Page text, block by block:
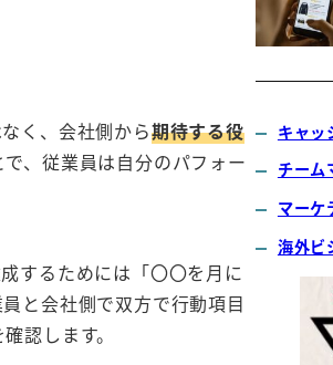
く、会社側から期待する役
、従業員は自分のパフォー
するためには「〇〇を月に
と会社側で双方で行動項目
認します。
キャッ
チーム
マーケ
海外ビ